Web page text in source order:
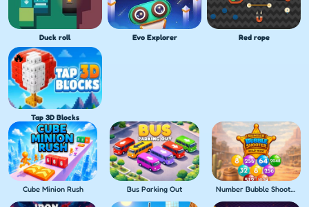
Duck roll Evo Explorer Red rope
Tap 3D Blocks
Cube Minion Rush Bus Parking Out Number Bubble Shooter Wild West